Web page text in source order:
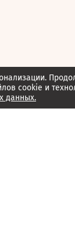
cookie и
данных.